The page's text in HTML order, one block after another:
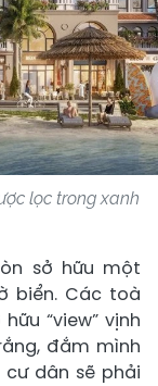
lọc trong xanh
sở hữu một
biển. Các toà
“view” vịnh
đắm mình
dân sẽ phải